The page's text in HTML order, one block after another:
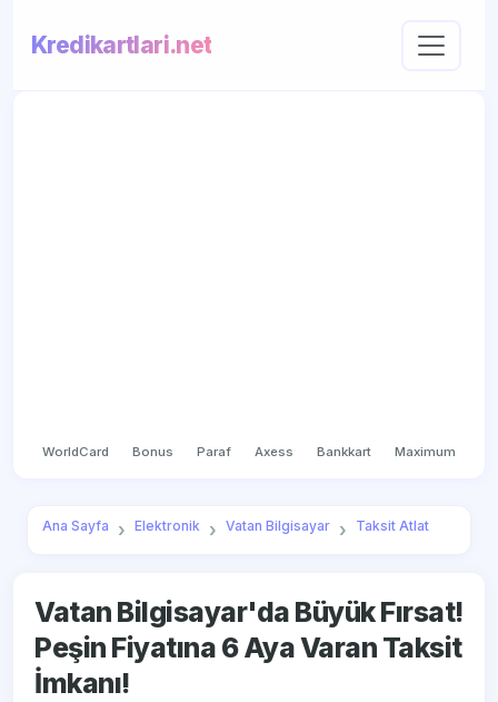
Kredikartlari.net
WorldCard Bonus Paraf Axess Bankkart Maximum
Ana Sayfa Elektronik Vatan Bilgisayar Taksit Atlat
Vatan Bilgisayar'da Büyük Fırsat!
Peşin Fiyatına 6 Aya Varan Taksit
İmkanı!